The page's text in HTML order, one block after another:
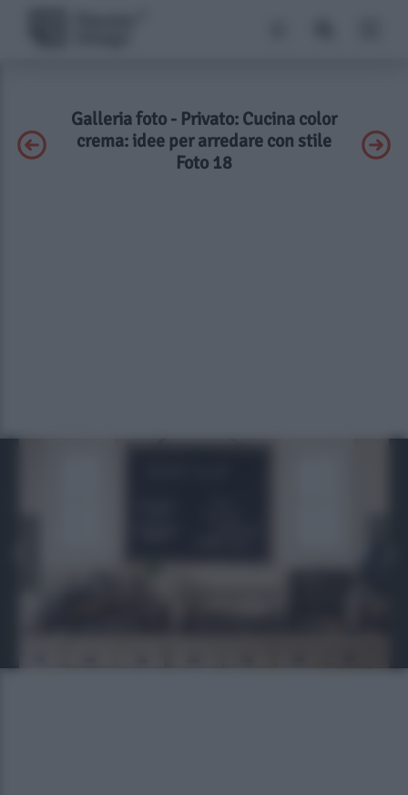
Galleria foto - Privato: Cucina color
crema: idee per arredare con stile
Foto 18